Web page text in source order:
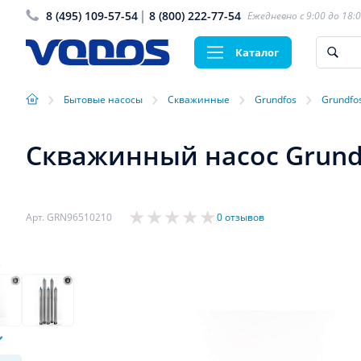
8 (495) 109-57-54 8 (800) 222-77-54 Ежедневно с 9:00 до
Каталог
› Бытовые насосы › Скважинные › Grundfos ›
Скважинный насос
Арт. GRN96510210 0 отзывов